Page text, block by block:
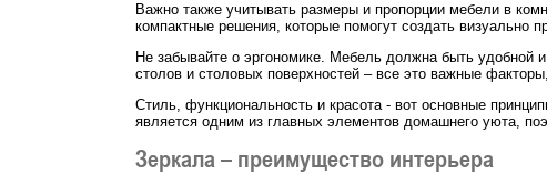
Важно также учитывать размеры и пропорции мебели в
компактные решения, которые помогут создать визуально
Не забывайте о эргономике. Мебель должна быть удобной
столов и столовых поверхностей – все это важные
Стиль, функциональность и красота - вот основные
является одним из главных элементов домашнего уюта,
Зеркала – преимущество интерьера